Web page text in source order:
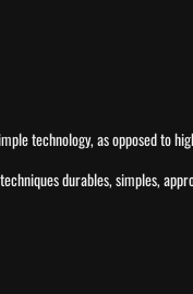
technology, as opposed to
durables, simples,